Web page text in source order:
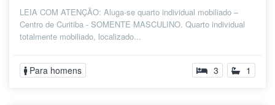
LEIA COM ATENÇÃO: Aluga-se quarto individual mobiliado –
Centro de Curitiba - SOMENTE MASCULINO. Quarto individual
totalmente mobiliado, localizado...
Para homens 3 1